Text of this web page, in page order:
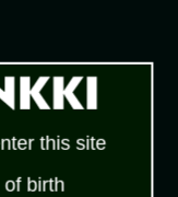
this site
birth